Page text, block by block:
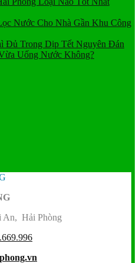
Nước Cho Nhà Gần Khu Công
Đủ Trong Dịp Tết Nguyên Đán
Uống Nước Không?
An, Hải Phòng